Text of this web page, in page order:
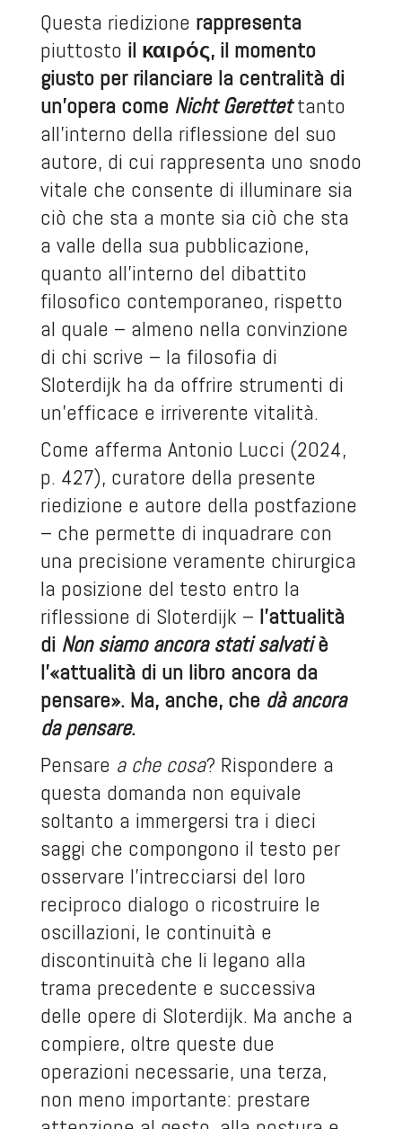
Questa riedizione rappresenta
piuttosto il καιρός, il momento
giusto per rilanciare la centralità di
un’opera come Nicht Gerettet tanto
all’interno della riflessione del suo
autore, di cui rappresenta uno snodo
vitale che consente di illuminare sia
ciò che sta a monte sia ciò che sta
a valle della sua pubblicazione,
quanto all’interno del dibattito
filosofico contemporaneo, rispetto
al quale – almeno nella convinzione
di chi scrive – la filosofia di
Sloterdijk ha da offrire strumenti di
un’efficace e irriverente vitalità.
Come afferma Antonio Lucci (2024,
p. 427), curatore della presente
riedizione e autore della postfazione
– che permette di inquadrare con
una precisione veramente chirurgica
la posizione del testo entro la
riflessione di Sloterdijk – l’attualità
di Non siamo ancora stati salvatiè
l’«attualità di un libro ancora da
pensare». Ma, anche, che dà ancora
da pensare.
Pensare a che cosa? Rispondere a
questa domanda non equivale
soltanto a immergersi tra i dieci
saggi che compongono il testo per
osservare l’intrecciarsi del loro
reciproco dialogo o ricostruire le
oscillazioni, le continuità e
discontinuità che li legano alla
trama precedente e successiva
delle opere di Sloterdijk. Ma anche a
compiere, oltre queste due
operazioni necessarie, una terza,
non meno importante: prestare